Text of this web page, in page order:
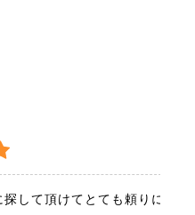
して頂けてとても頼りに